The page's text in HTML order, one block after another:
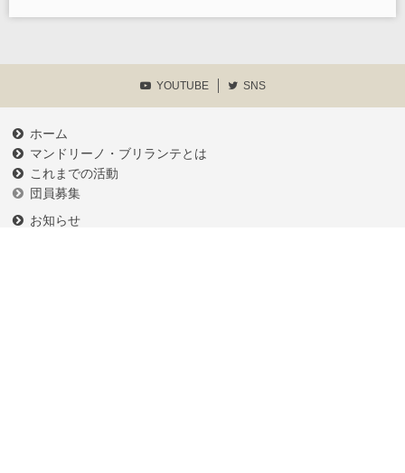
YOUTUBE SNS
ホーム
マンドリーノ・ブリランテとは
これまでの活動
団員募集
お知らせ